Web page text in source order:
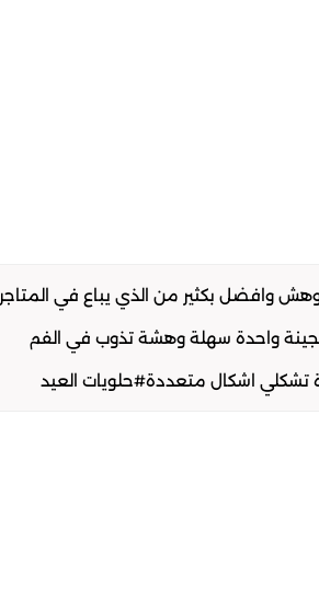
وافضل بكثير من الذي يباع في المتاجر
اشكال متعددة#حلويات العيد